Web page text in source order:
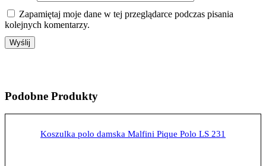
Zapamiętaj moje dane w tej przeglądarce podczas pisania
kolejnych komentarzy.
Podobne Produkty
Koszulka polo damska Malfini Pique Polo LS 231